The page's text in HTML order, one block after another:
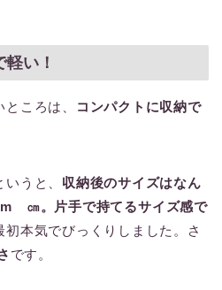
い！
ころは、
コンパクトに収納で
うと、 収納後のサイズはなん
㎝。片手で持てるサイズ感で
初本気でびっくりしました。さ
です。